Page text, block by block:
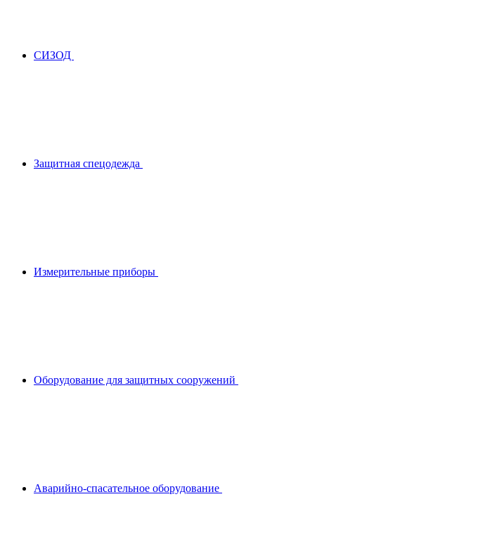
СИЗОД
Защитная спецодежда
Измерительные приборы
Оборудование для защитных сооружений
Аварийно-спасательное оборудование